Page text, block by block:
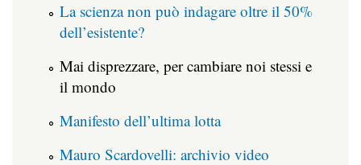
La scienza non può indagare oltre il 50%
dell’esistente?
Mai disprezzare, per cambiare noi stessi e
il mondo
Manifesto dell’ultima lotta
Mauro Scardovelli: archivio video